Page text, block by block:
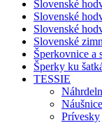
Slovenské
Slovenské
Slovenské
Slovenské
Šperkovnice a
Šperky ku
TESSIE
Náušnice
Prívesky